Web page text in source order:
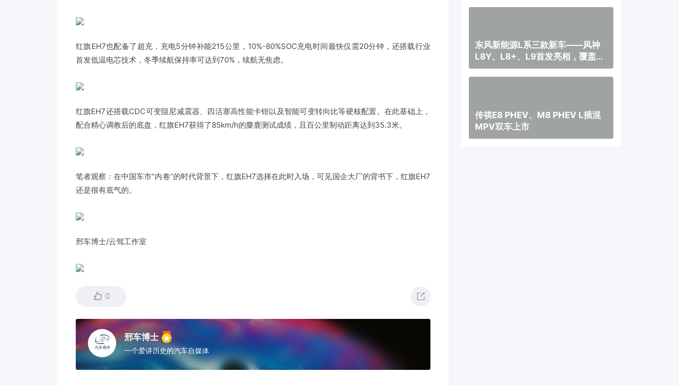
红旗EH7也配备了超充，充电5分钟补能215公里，10%-80%SOC充电时间最快仅需20分钟，还搭载行业
首发低温电芯技术，冬季续航保持率可达到70%，续航无焦虑。
红旗EH7还搭载CDC可变阻尼减震器、四活塞高性能卡钳以及智能可变转向比等硬核配置。在此基础上，
配合精心调教后的底盘，红旗EH7获得了85km/h的麋鹿测试成绩，且百公里制动距离达到35.3米。
笔者观察：在中国车市“内卷”的时代背景下，红旗EH7选择在此时入场，可见国企大厂的背书下，红旗EH7
还是很有底气的。
邢车博士/云驾工作室
0
邢车博士
一个爱讲历史的汽车自媒体
东风新能源L系三款新车——风神
L8Y、L8+、L9首发亮相，覆盖纯
电、插混、增程三种动力
传祺E8 PHEV、M8 PHEV L插混
MPV双车上市